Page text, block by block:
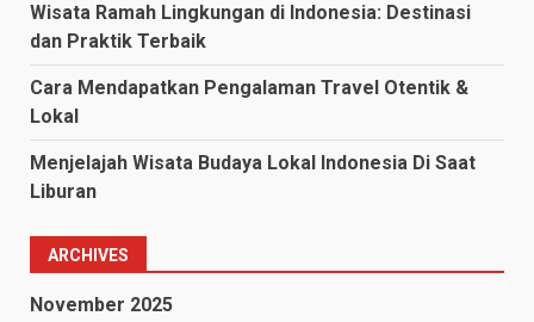
Wisata Ramah Lingkungan di Indonesia: Destinasi
dan Praktik Terbaik
Cara Mendapatkan Pengalaman Travel Otentik &
Lokal
Menjelajah Wisata Budaya Lokal Indonesia Di Saat
Liburan
ARCHIVES
November 2025